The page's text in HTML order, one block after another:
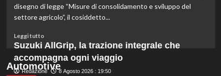
quali
marche
supermercati.
disegno di legge “Misure di consolidamento e sviluppo del
settore agricolo”, il cosiddetto...
Leggi tuttoLeggi
di
su
Camera
Automotive
Suzuki AllGrip, la trazione integrale che
accompagna ogni viaggio
Redazione 8 Agosto 2026 : 19:50